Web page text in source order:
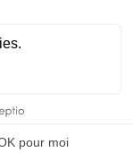
fonction des
premium en
: